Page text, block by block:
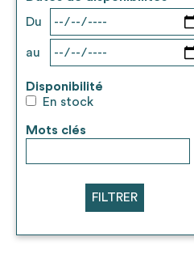
Du
au
Disponibilité
En stock
Mots clés
FILTRER